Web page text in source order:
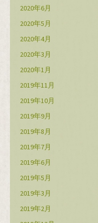
2020年6月
2020年5月
2020年4月
2020年3月
2020年1月
2019年11月
2019年10月
2019年9月
2019年8月
2019年7月
2019年6月
2019年5月
2019年3月
2019年2月